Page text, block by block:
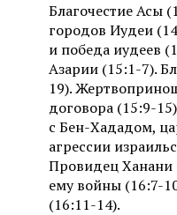
Благочестие Асы
городов Иудеи
и победа иудеев
Азарии (15:1-7).
19).
договора (15:9-
с Бен-Хададом,
агрессии
Провидец Ханани
ему войны (16:7-
(16:11-14).